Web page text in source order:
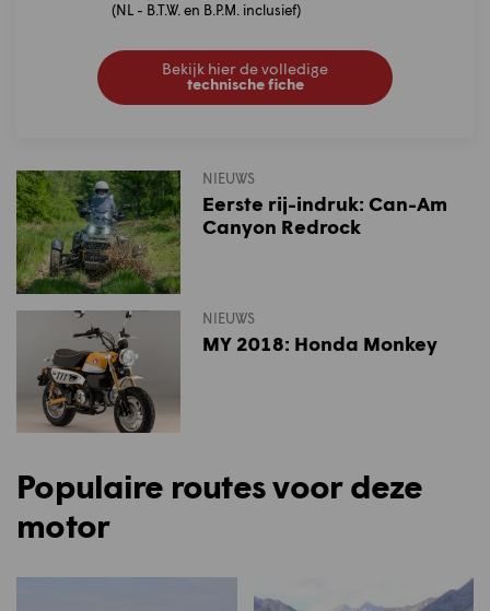
(NL - B.T.W. en B.P.M. inclusief)
Bekijk hier de volledige
technische fiche
NIEUWS
Eerste rij-indruk: Can-Am
Canyon Redrock
NIEUWS
MY 2018: Honda Monkey
Populaire routes voor deze
motor